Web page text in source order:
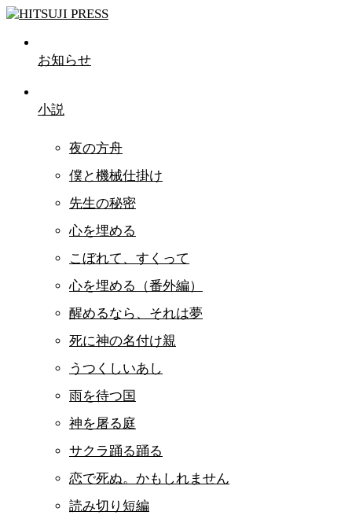
お知らせ
小説
夜の方舟
僕と機械仕掛け
先生の秘密
心を埋める
こぼれて、すくって
心を埋める（番外編）
醒めるなら、それは夢
死に神の名付け親
うつくしいあし
雨を待つ国
神を屠る庭
サクラ踊る踊る
恋で死ぬ。かもしれません
読み切り短編